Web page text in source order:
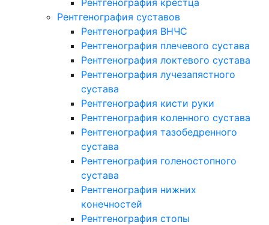
Рентгенография крестца
Рентгенография суставов
Рентгенография ВНЧС
Рентгенография плечевого сустава
Рентгенография локтевого сустава
Рентгенография лучезапястного
сустава
Рентгенография кисти руки
Рентгенография коленного сустава
Рентгенография тазобедренного
сустава
Рентгенография голеностопного
сустава
Рентгенография нижних
конечностей
Рентгенография стопы